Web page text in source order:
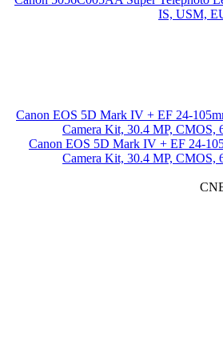
IS, USM,
Canon EOS 5D Mark IV + EF 24-
Camera Kit, 30.4 MP, CMOS,